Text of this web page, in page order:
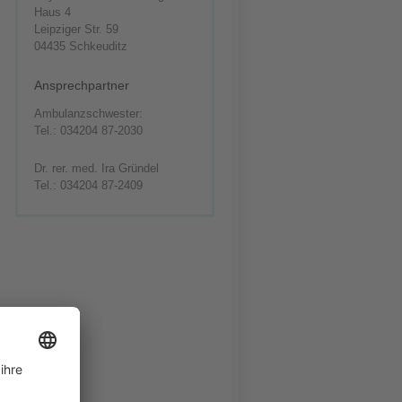
Haus 4
Leipziger Str. 59
04435 Schkeuditz
Ansprechpartner
Ambulanzschwester:
Tel.: 034204 87-2030
Dr. rer. med. Ira Gründel
Tel.: 034204 87-2409